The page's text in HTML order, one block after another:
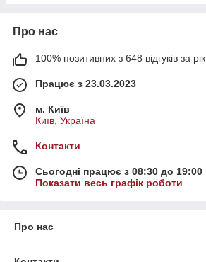
Про нас
100% позитивних з 648 відгуків за рік
Працює з 23.03.2023
м. Київ
Київ, Україна
Контакти
Сьогодні працює з 08:30 до 19:00
Показати весь графік роботи
Про нас